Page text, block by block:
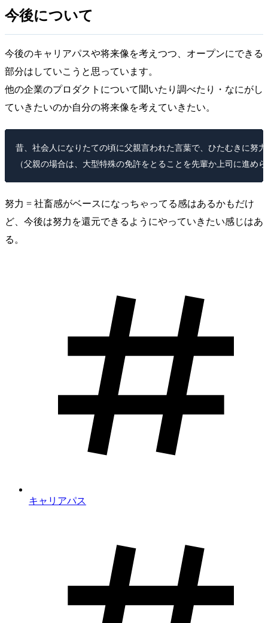
今後について
今後のキャリアパスや将来像を考えつつ、オープンにできる
部分はしていこうと思っています。
他の企業のプロダクトについて聞いたり調べたり・なにがし
ていきたいのか自分の将来像を考えていきたい。
昔、社会人になりたての頃に父親言われた言葉で、ひたむきに努
努力 = 社畜感がベースになっちゃってる感はあるかもだけ
ど、今後は努力を還元できるようにやっていきたい感じはあ
る。
キャリアパス